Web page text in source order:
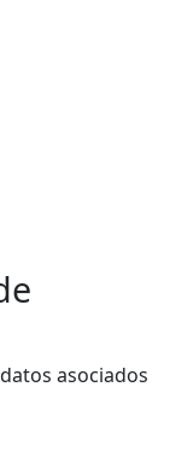
asociados